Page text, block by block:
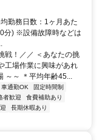
勤務日数：1ヶ月あた
分) ※設備故障時などは
戦！／／ ＜あなたの挑
工場作業に興味があれ
～～ ＊平均年齢45...
車通勤OK
固定時間制
者歓迎
食費補助あり
長期休暇あり